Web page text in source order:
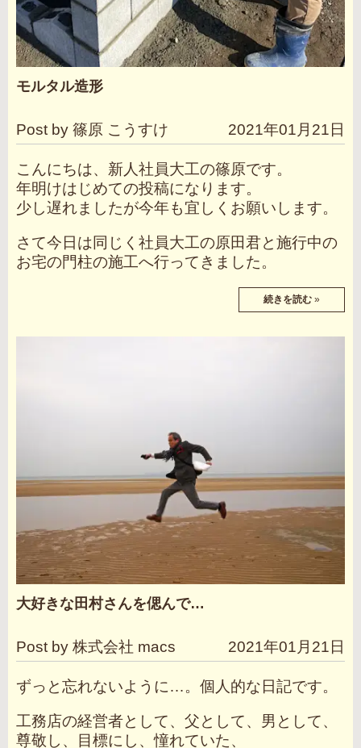
モルタル造形
Post by 篠原 こうすけ 2021年01月21日
こんにちは、新人社員大工の篠原です。
年明けはじめての投稿になります。
少し遅れましたが今年も宜しくお願いします。
さて今日は同じく社員大工の原田君と施行中の
お宅の門柱の施工へ行ってきました。
続きを読む »
大好きな田村さんを偲んで…
Post by 株式会社 macs 2021年01月21日
ずっと忘れないように…。個人的な日記です。
工務店の経営者として、父として、男として、
尊敬し、目標にし、憧れていた、